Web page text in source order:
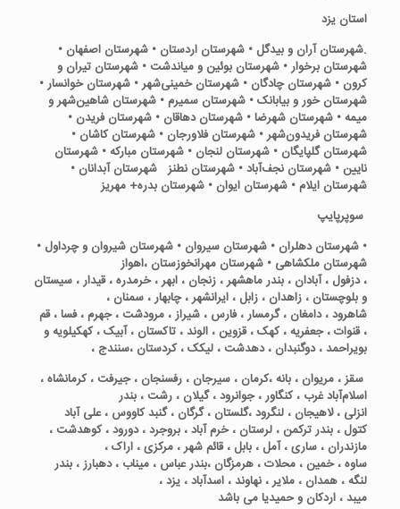
استان یزد
.شهرستان آران و بیدگل • شهرستان اردستان • شهرستان اصفهان •
شهرستان برخوار • شهرستان بوئین و میاندشت • شهرستان تیران و
کرون • شهرستان چادگان • شهرستان خمینی‌شهر • شهرستان خوانسار •
شهرستان خور و بیابانک • شهرستان سمیرم • شهرستان شاهین‌شهر و
میمه • شهرستان شهرضا • شهرستان دهاقان • شهرستان فریدن •
شهرستان فریدون‌شهر • شهرستان فلاورجان • شهرستان کاشان •
شهرستان گلپایگان • شهرستان لنجان • شهرستان مبارکه • شهرستان
نایین • شهرستان نجف‌آباد • شهرستان نطنز شهرستان آبدانان •
شهرستان ایلام • شهرستان ایوان • شهرستان بدره+ مهریز
سوپرپایپ
• شهرستان دهلران • شهرستان سیروان • شهرستان شیروان و چرداول •
شهرستان ملکشاهی • شهرستان مهرانخوزستان ،اهواز
، دزفول ، آبادان ، بندر ماهشهر ، زنجان ، ابهر ، خرمدره ، قیدار ، سیستان
و بلوچستان ، زاهدان ، زابل ، ایرانشهر ، چابهار ، سمنان ،
شاهرود ، دامغان ، گرمسار ، فارس ، شیراز ، مرودشت ، جهرم ، فسا ، قم
، قنوات ، جعفریه ، کهک ، قزوین ، الوند ، تاکستان ، آبیک ، کهکیلویه و
بویراحمد ، دوگنبدان ، دهدشت ، لیکک ، کردستان ،سنندج ،
سقز ، مریوان ، بانه ،کرمان ، سیرجان ، رفسنجان ، جیرفت ، کرمانشاه ،
اسلام‌آباد غرب ، کنگاور ، جوانرود ، گیلان ، رشت ، بندر
انزلی ، لاهیجان ، لنگرود ،گلستان ، گرگان ، گنبد کاووس ، علی‌ آباد
کتول ، بندر ترکمن ، لرستان ، خرم آباد ، بروجرد ، دورود ، کوهدشت ،
مازندران ، ساری ، آمل ، بابل ، قائم شهر ، مرکزی ، اراک ،
ساوه ، خمین ، محلات ، هرمزگان ،بندر عباس ، میناب ، دهبارز ، بندر
لنگه ، همدان ، ملایر ، نهاوند ، اسدآباد ، یزد ،
میبد ، اردکان و حمیدیا می باشد